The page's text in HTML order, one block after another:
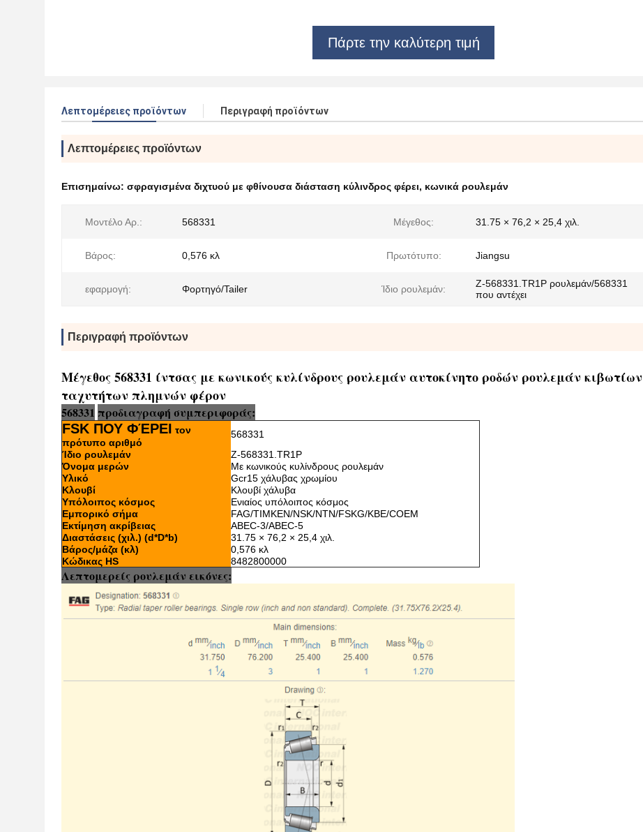
Πάρτε την καλύτερη τιμή
Λεπτομέρειες προϊόντων Περιγραφή προϊόντων
Λεπτομέρειες προϊόντων
Επισημαίνω: σφραγισμένα διχτυού με φθίνουσα διάσταση κύλινδρος φέρει, κωνικά ρουλεμάν
Μοντέλο Αρ.: 568331 Μέγεθος: 31.75 × 76,2 × 25,4 χιλ.
Βάρος: 0,576 κλ Πρωτότυπο: Jiangsu
εφαρμογή: Φορτηγό/Tailer Ίδιο ρουλεμάν:
Ζ-568331.TR1P ρουλεμάν/568331
που αντέχει
Περιγραφή προϊόντων
Μέγεθος 568331 ίντσας με κωνικούς κυλίνδρους ρουλεμάν αυτοκίνητο ροδών ρουλεμάν κιβωτίων
ταχυτήτων πλημνών φέρον
568331 προδιαγραφή συμπεριφοράς:
FSK ΠΟΥ ΦΈΡΕΙ τον
πρότυπο αριθμό
568331
Ίδιο ρουλεμάν
Ζ-568331.TR1P
Όνομα μερών
Με κωνικούς κυλίνδρους ρουλεμάν
Υλικό
Gcr15 χάλυβας χρωμίου
Κλουβί
Κλουβί χάλυβα
Υπόλοιπος κόσμος
Ενιαίος υπόλοιπος κόσμος
Εμπορικό σήμα
FAG/TIMKEN/NSK/NTN/FSKG/KBE/COEM
Εκτίμηση ακρίβειας
ABEC-3/ABEC-5
Διαστάσεις (χιλ.) (d*D*b)
31.75 × 76,2 × 25,4 χιλ.
Βάρος/μάζα (κλ)
0,576 κλ
Κώδικας HS
8482800000
Λεπτομερείς ρουλεμάν εικόνες: